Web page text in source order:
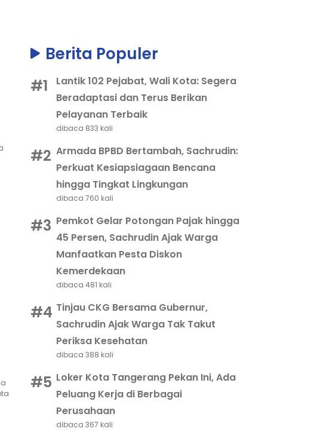
Berita Populer
#1
Lantik 102 Pejabat, Wali Kota: Segera
Beradaptasi dan Terus Berikan
Pelayanan Terbaik
dibaca 833 kali
#2 Armada BPBD Bertambah, Sachrudin:
Perkuat Kesiapsiagaan Bencana
hingga Tingkat Lingkungan
dibaca 760 kali
#3 Pemkot Gelar Potongan Pajak hingga
45 Persen, Sachrudin Ajak Warga
Manfaatkan Pesta Diskon
Kemerdekaan
dibaca 481 kali
#4 Tinjau CKG Bersama Gubernur,
Sachrudin Ajak Warga Tak Takut
Periksa Kesehatan
dibaca 388 kali
#5 Loker Kota Tangerang Pekan Ini, Ada
Peluang Kerja di Berbagai
Perusahaan
dibaca 367 kali